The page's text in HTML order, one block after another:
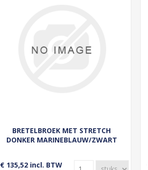
BRETELBROEK MET STRETCH
DONKER MARINEBLAUW/ZWART
€ 135,52 incl. BTW